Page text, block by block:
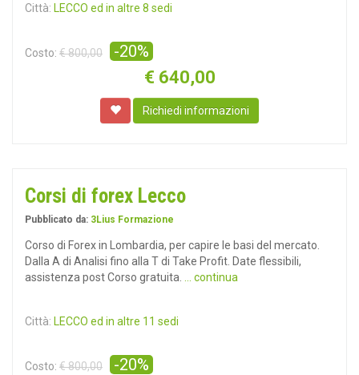
Città: LECCO ed in altre 8 sedi
Costo: € 800,00 -20%
€ 640,00
Richiedi informazioni
Corsi di forex Lecco
Pubblicato da: 3Lius Formazione
Corso di Forex in Lombardia, per capire le basi del mercato.
Dalla A di Analisi fino alla T di Take Profit. Date flessibili,
assistenza post Corso gratuita.
... continua
Città: LECCO ed in altre 11 sedi
Costo: € 800,00 -20%